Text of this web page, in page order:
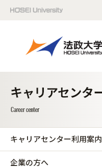
キャリアセンター利用案内
企業の方へ